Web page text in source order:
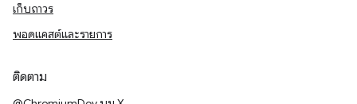
เก็บถาวร
พอดแคสต์และรายการ
ติดตาม